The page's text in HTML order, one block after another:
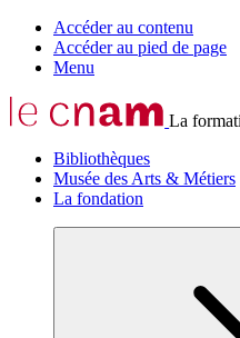
Accéder au contenu
Accéder au pied de page
Menu
La
Bibliothèques
Musée des Arts & Métiers
La fondation